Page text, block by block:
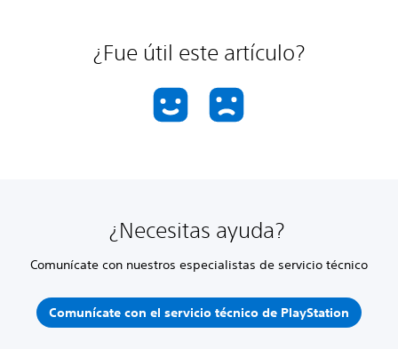
¿Fue útil este artículo?
¿Necesitas ayuda?
Comunícate con nuestros especialistas de servicio técnico
Comunícate con el servicio técnico de PlayStation